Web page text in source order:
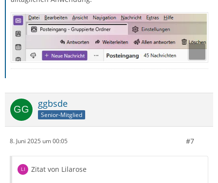
ggbsde
Senior-Mitglied
8. Juni 2025 um 00:05 #7
Zitat von Lilarose